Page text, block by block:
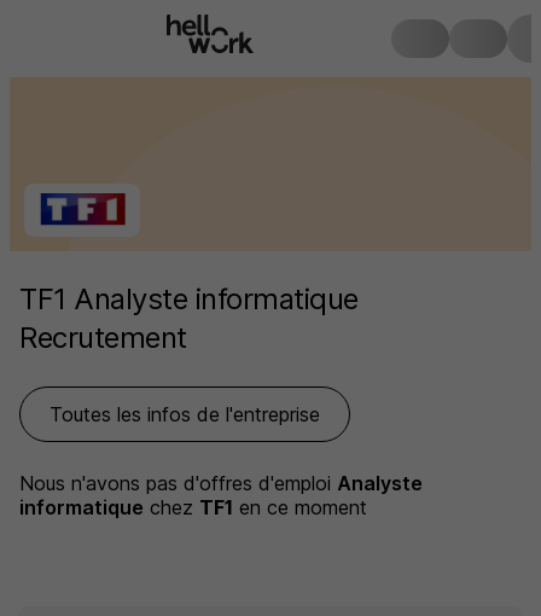
TF1 Analyste informatique
Recrutement
Toutes les infos de l'entreprise
Nous n'avons pas d'offres d'emploi Analyste
informatique chez TF1 en ce moment